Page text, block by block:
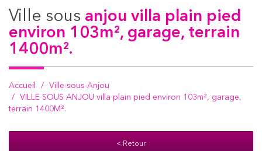
ville sous anjou villa plain pied
environ 103m², garage, terrain
1400m².
Accueil
Ville-sous-Anjou
VILLE SOUS ANJOU villa plain pied environ 103m², garage,
terrain 1400M².
< Retour